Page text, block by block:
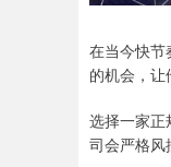
在当今快节
的机会，让
选择一家正
司会严格风